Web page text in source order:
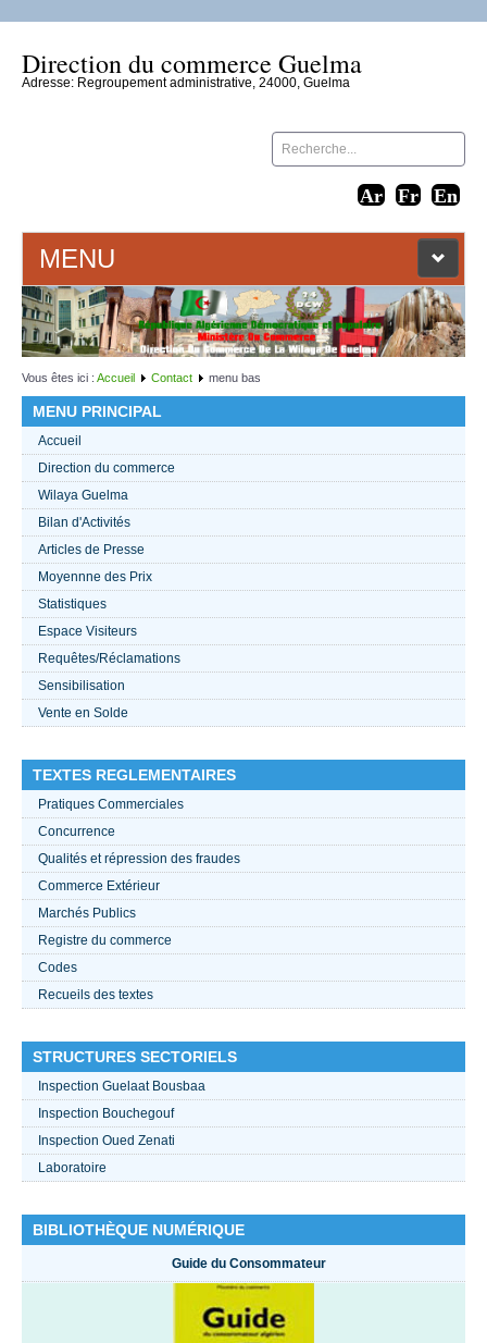
Direction du commerce Guelma
Adresse: Regroupement administrative, 24000, Guelma
MENU
ACCUEIL
LIENS WEB
CONTACT
TEXTES 2021
ACTUALITÉS 2021
????
Vous êtes ici : Accueil Contact menu bas
MENU PRINCIPAL
Accueil
Direction du commerce
Wilaya Guelma
Bilan d'Activités
Articles de Presse
Moyennne des Prix
Statistiques
Espace Visiteurs
Requêtes/Réclamations
Sensibilisation
Vente en Solde
TEXTES REGLEMENTAIRES
Pratiques Commerciales
Concurrence
Qualités et répression des fraudes
Commerce Extérieur
Marchés Publics
Registre du commerce
Codes
Recueils des textes
STRUCTURES SECTORIELS
Inspection Guelaat Bousbaa
Inspection Bouchegouf
Inspection Oued Zenati
Laboratoire
BIBLIOTHÈQUE NUMÉRIQUE
Guide du Consommateur